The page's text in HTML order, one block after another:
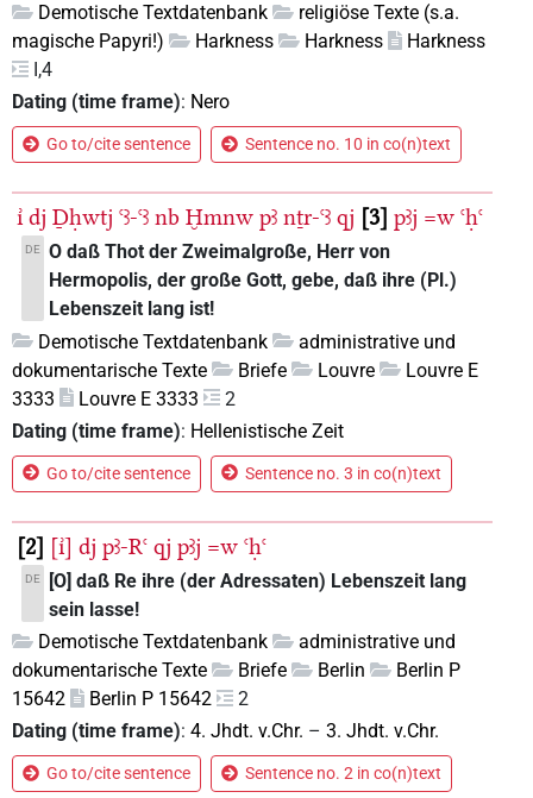
Demotische Textdatenbank
religiöse Texte (s.a.
magische Papyri!)
Harkness Harkness
Harkness
I,4
Dating (time frame): Nero
Go to/cite sentence Sentence no. 10 in co(n)text
ı͗ dj Ḏḥwtj ꜥꜣ-ꜥꜣ nb Ḫmnw pꜣ nṯr-ꜥꜣ qj 3 pꜣj =w ꜥḥꜥ
DE O daß Thot der Zweimalgroße, Herr von
Hermopolis, der große Gott, gebe, daß ihre (Pl.)
Lebenszeit lang ist!
Demotische Textdatenbank
administrative und
dokumentarische Texte
Briefe Louvre
Louvre E
3333
Louvre E 3333
2
Dating (time frame): Hellenistische Zeit
Go to/cite sentence Sentence no. 3 in co(n)text
2 [ı͗] dj pꜣ-Rꜥ qj pꜣj =w ꜥḥꜥ
DE
[O] daß Re ihre (der Adressaten) Lebenszeit lang
sein lasse!
Demotische Textdatenbank
administrative und
dokumentarische Texte
Briefe Berlin
Berlin P
15642
Berlin P 15642
2
Dating (time frame): 4. Jhdt. v.Chr. – 3. Jhdt. v.Chr.
Go to/cite sentence Sentence no. 2 in co(n)text